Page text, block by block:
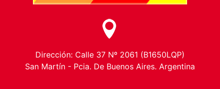
Dirección: Calle 37 Nº 2061 (B1650LQP)
San Martín - Pcia. De Buenos Aires. Argentina